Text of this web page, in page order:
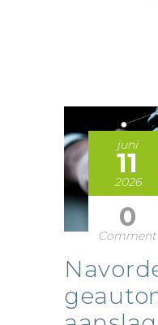
juni
11
2026
0
Comment